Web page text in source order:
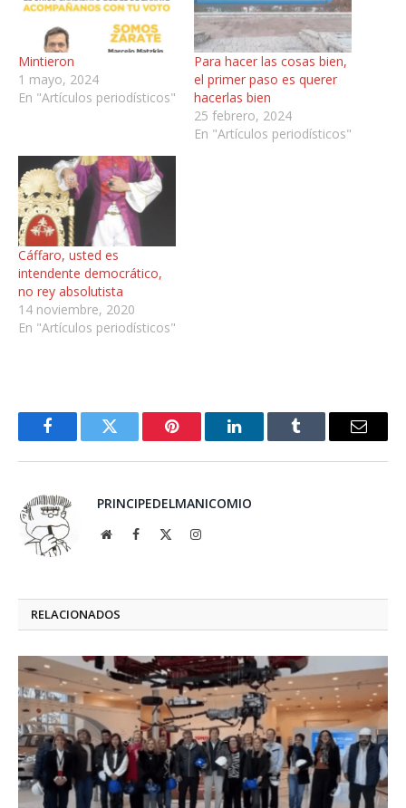
Mintieron
1 mayo, 2024
En "Artículos periodísticos"
Para hacer las cosas bien,
el primer paso es querer
hacerlas bien
25 febrero, 2024
En "Artículos periodísticos"
Cáffaro, usted es
intendente democrático,
no rey absolutista
14 noviembre, 2020
En "Artículos periodísticos"
FacebookTwitter Pinterest LinkedInTumblr Email
PRINCIPEDELMANICOMIO
WebsiteFacebook Instagram
RELACIONADOS